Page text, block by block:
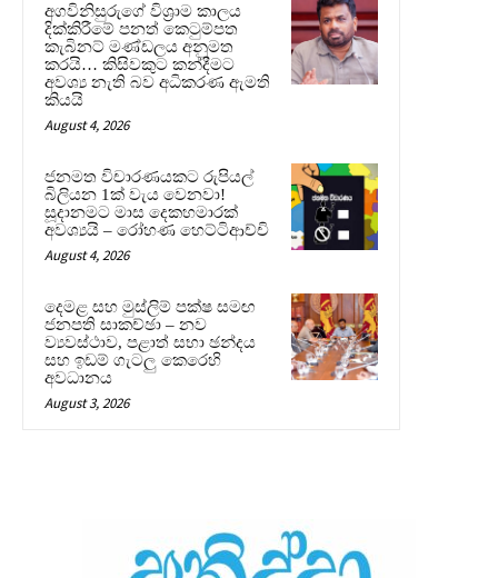
අගවිනිසුරුගේ විශ්‍රාම කාලය
දික්කිරීමේ පනත් කෙටුම්පත
කැබිනට් මණ්ඩලය අනුමත
කරයි… කිසිවකුට කන්දීමට
අවශ්‍ය නැති බව අධිකරණ ඇමති
කියයි
August 4, 2026
ජනමත විචාරණයකට රුපියල්
බිලියන 1ක් වැය වෙනවා!
සූදානමට මාස දෙකහමාරක්
අවශ්‍යයි – රෝහණ හෙට්ටිආච්චි
August 4, 2026
දෙමළ සහ මුස්ලිම් පක්ෂ සමඟ
ජනපති සාකච්ඡා – නව
ව්‍යවස්ථාව, පළාත් සභා ඡන්දය
සහ ඉඩම් ගැටලු කෙරෙහි
අවධානය
August 3, 2026